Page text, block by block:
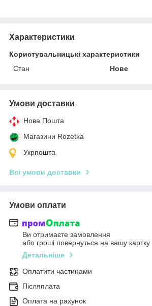
Характеристики
Користувальницькі характеристики
Стан
Нове
Умови доставки
Нова Пошта
Магазини Rozetka
Укрпошта
Всі умови доставки
Умови оплати
Ви отримаєте замовлення
або гроші повернуться на вашу картку
Детальніше
Оплатити частинами
Післяплата
Оплата на рахунок